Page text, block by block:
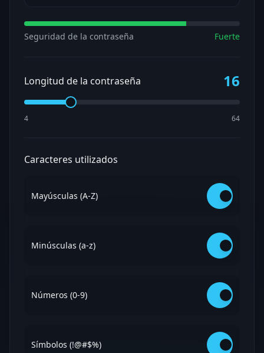
Seguridad de la contraseña Fuerte
Longitud de la contraseña 16
4 64
Caracteres utilizados
Mayúsculas (A-Z)
Minúsculas (a-z)
Números (0-9)
Símbolos (!@#$%)